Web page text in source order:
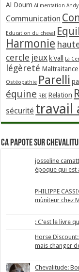
Al Doum Alimentation
Communication
Education du cheval
Harmonie
cercle jeux k'vall La
légèreté Maltraitance
Ostéopathie Parelli
équine RBI Relation
sécurité travail
Ca papote sur
josseline
époque qui est
PHILIPPE
mùniteur chez
: C'est le livre
Horse
mais changer
Chevalitude: